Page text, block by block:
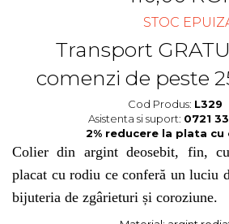
STOC
Transport
comenzi de peste
Colier din argint deosebit, fin,
placat cu rodiu ce conferă un luciu
bijuteria de zgârieturi și coroziune.
Cod Produs: L329
Asistenta si suport: 0721